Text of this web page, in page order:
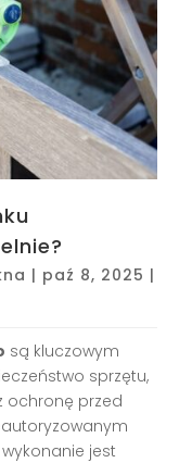
| paź 8, 2025 |
są kluczowym
sprzętu,
ochronę przed
jest